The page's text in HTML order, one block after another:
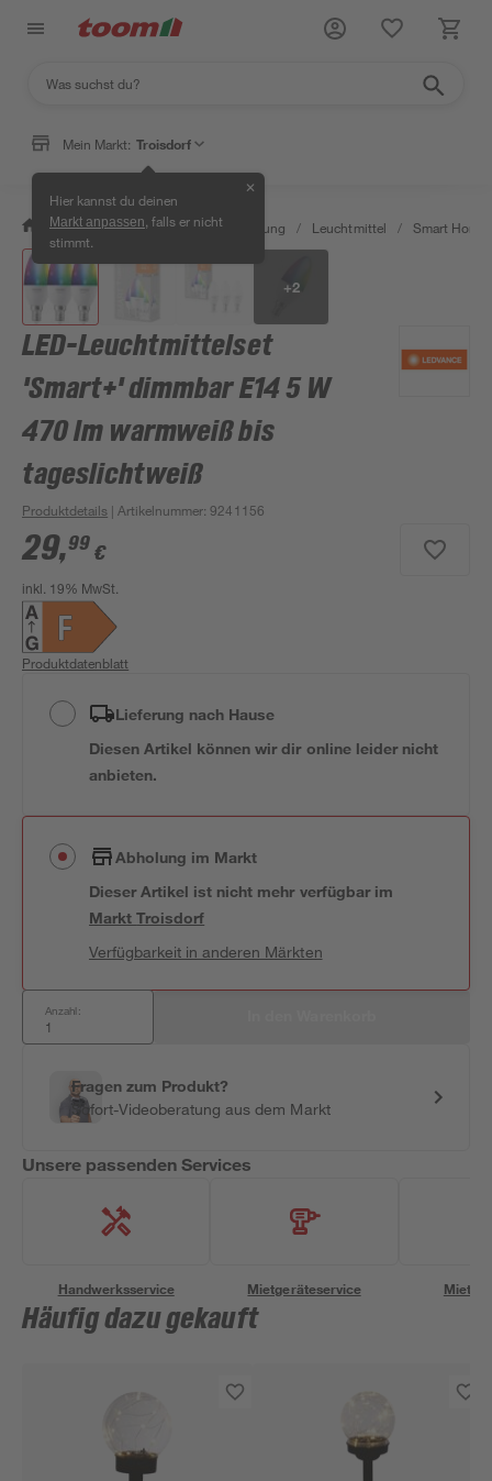
Mein Markt: Troisdorf
Hier kannst du deinen
Markt anpassen , falls er nicht
stimmt.
✕
/ Wohnen & Haushalt / Beleuchtung / Leuchtmittel / Smart Home
+2
LED-Leuchtmittelset
'Smart+' dimmbar E14 5 W
470 lm warmweiß bis
tageslichtweiß
Produktdetails | Artikelnummer:9241156
29,99 €
inkl. 19% MwSt.
Produktdatenblatt
Lieferung nach Hause
Diesen Artikel können wir dir online leider nicht
anbieten.
Abholung im Markt
Dieser Artikel ist nicht mehr verfügbar im
MarktTroisdorf
Verfügbarkeit in anderen Märkten
Anzahl:
Fragen zum Produkt?
Sofort-Videoberatung aus dem Markt
Unsere passenden Services
Handwerksservice Mietgeräteservice
Häufig dazu gekauft